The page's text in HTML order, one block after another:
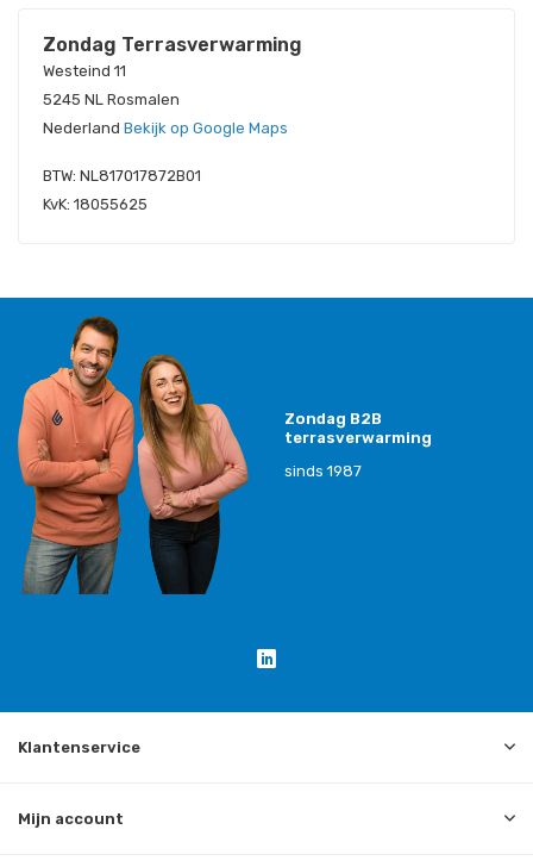
Zondag Terrasverwarming
Westeind 11
5245 NL Rosmalen
Nederland Bekijk op Google Maps
BTW: NL817017872B01
KvK: 18055625
Zondag B2B
terrasverwarming
sinds 1987
Klantenservice
Mijn account